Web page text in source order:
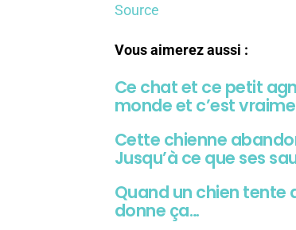
Source
Vous aimerez aussi :
Ce chat et ce petit
monde et c’est
Cette chienne
Jusqu’à ce que ses
Quand un chien tente
donne ça…